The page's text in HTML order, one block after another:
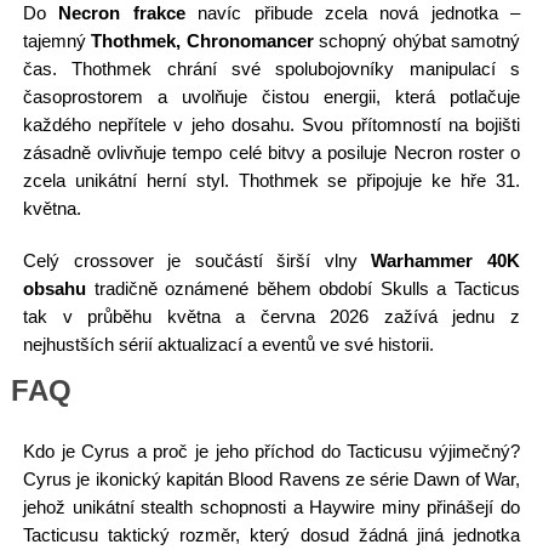
Do Necron frakcenavíc přibude zcela nová jednotka –
tajemnýThothmek, Chronomancerschopný ohýbat samotný
čas. Thothmek chrání své spolubojovníky manipulací s
časoprostorem a uvolňuje čistou energii, která potlačuje
každého nepřítele v jeho dosahu. Svou přítomností na bojišti
zásadně ovlivňuje tempo celé bitvy a posiluje Necron roster o
zcela unikátní herní styl. Thothmek se připojuje ke hře 31.
května.
Celý crossover je součástí širší vlnyWarhammer 40K
obsahutradičně oznámené během období Skulls a Tacticus
tak v průběhu května a června 2026 zažívá jednu z
nejhustších sérií aktualizací a eventů ve své historii.
FAQ
Kdo je Cyrus a proč je jeho příchod do Tacticusu výjimečný?
Cyrus je ikonický kapitán Blood Ravens ze série Dawn of War,
jehož unikátní stealth schopnosti a Haywire miny přinášejí do
Tacticusu taktický rozměr, který dosud žádná jiná jednotka